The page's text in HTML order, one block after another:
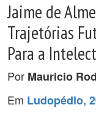
Jaime de
Trajetórias
Para a
Por Mauricio
Em Ludopédio,